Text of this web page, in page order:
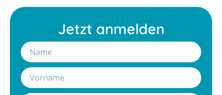
Jetzt anmelden